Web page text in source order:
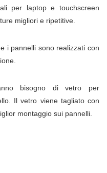
per laptop e touchscreen
migliori e ripetitive.
i pannelli sono realizzati con
bisogno di vetro per
Il vetro viene tagliato con
montaggio sui pannelli.